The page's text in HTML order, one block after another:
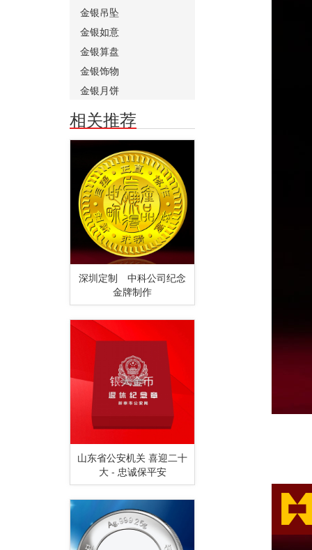
金银吊坠
金银如意
金银算盘
金银饰物
金银月饼
相关推荐
深圳定制 中科公司纪念
金牌制作
山东省公安机关 喜迎二十
大 - 忠诚保平安